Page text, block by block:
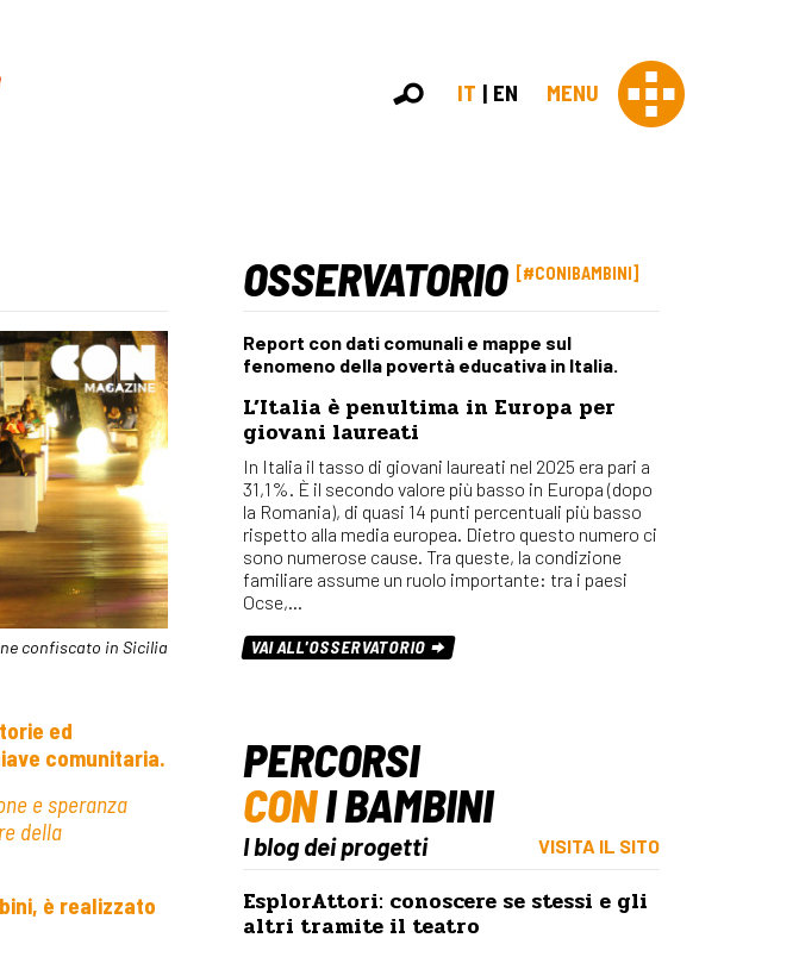
IT EN MENU
confiscato in Sicilia
ed
comunitaria.
e speranza
della
è realizzato
OSSERVATORIO #CONIBAMBINI
Report con dati comunali e mappe sul
fenomeno della povertà educativa in Italia.
L’Italia è penultima in Europa per
giovani laureati
In Italia il tasso di giovani laureati nel 2025 era pari a
31,1%. È il secondo valore più basso in Europa (dopo
la Romania), di quasi 14 punti percentuali più basso
rispetto alla media europea. Dietro questo numero ci
sono numerose cause. Tra queste, la condizione
familiare assume un ruolo importante: tra i paesi
Ocse,…
VAI ALL'OSSERVATORIO
PERCORSI
CONI BAMBINI
I blog dei progetti VISITA IL SITO
EsplorAttori: conoscere se stessi e gli
altri tramite il teatro